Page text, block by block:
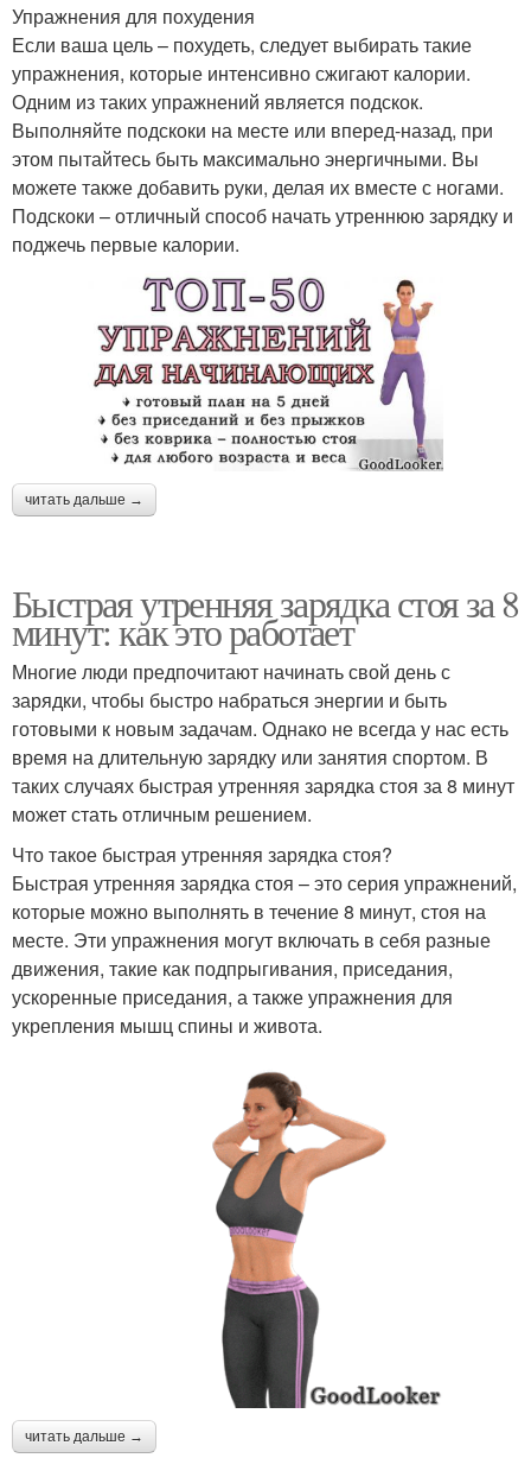
Упражнения для похудения
Если ваша цель – похудеть, следует выбирать такие
упражнения, которые интенсивно сжигают калории.
Одним из таких упражнений является подскок.
Выполняйте подскоки на месте или вперед-назад, при
этом пытайтесь быть максимально энергичными. Вы
можете также добавить руки, делая их вместе с ногами.
Подскоки – отличный способ начать утреннюю зарядку и
поджечь первые калории.
читать дальше →
Быстрая утренняя зарядка стоя за 8
минут: как это работает
Многие люди предпочитают начинать свой день с
зарядки, чтобы быстро набраться энергии и быть
готовыми к новым задачам. Однако не всегда у нас есть
время на длительную зарядку или занятия спортом. В
таких случаях быстрая утренняя зарядка стоя за 8 минут
может стать отличным решением.
Что такое быстрая утренняя зарядка стоя?
Быстрая утренняя зарядка стоя – это серия упражнений,
которые можно выполнять в течение 8 минут, стоя на
месте. Эти упражнения могут включать в себя разные
движения, такие как подпрыгивания, приседания,
ускоренные приседания, а также упражнения для
укрепления мышц спины и живота.
читать дальше →